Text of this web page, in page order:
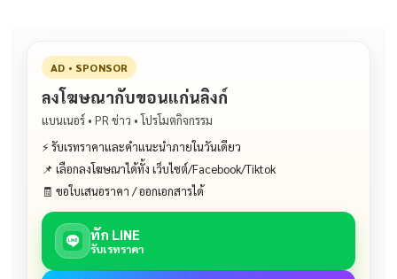
AD • SPONSOR
ลงโฆษณากับขอนแก่นลิงก์
แบนเนอร์ • PR ข่าว • โปรโมตกิจกรรม
⚡ รับเรทราคาและคำแนะนำภายในวันเดียว
📌 เลือกลงโฆษณาได้ทั้ง เว็บไซต์/Facebook/Tiktok
🧾 ขอใบเสนอราคา / ออกเอกสารได้
ทัก LINE
รับเรทราคา